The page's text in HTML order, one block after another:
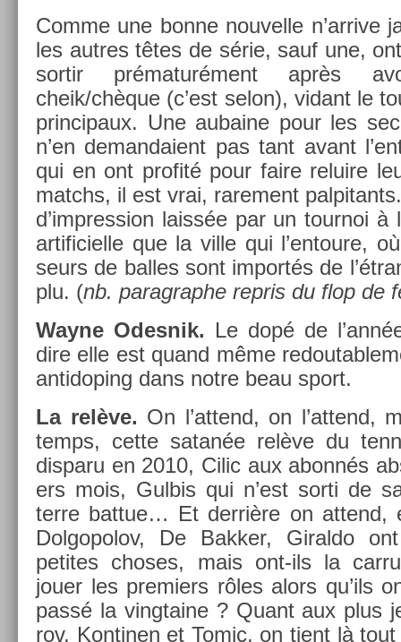
Comme une bonne nouvel­le n’ar­rive
les aut­res têtes de série, sauf une,
sor­tir prématurément après
cheik/chèque (c’est selon), vidant le
prin­cipaux. Une aubaine pour les
n’en de­man­daient pas tant avant
qui en ont pro­fité pour faire re­luire
matchs, il est vrai, rare­ment
d’impress­ion laissée par un tour­noi à
ar­tificiel­le que la ville qui l’en­toure,
seurs de bal­les sont im­portés de
plu. (nb. para­grap­he re­pris du flop de
Wayne Odes­nik. Le dopé de
dire elle est quand même
anti­dop­ing dans notre beau sport.
La relève. On l’at­tend, on l’at­tend,
temps, cette satanée relève du
dis­paru en 2010, Cilic aux abonnés
ers mois, Gul­bis qui n’est sorti de
terre bat­tue… Et derrière on at­tend,
Dol­gopolov, De Bakk­er, Giral­do
petites choses, mais ont-ils la
jouer les pre­mi­ers rôles alors qu’ils
passé la vingtaine ? Quant aux plus
rov, Kon­tin­en et Tomic, on tient là